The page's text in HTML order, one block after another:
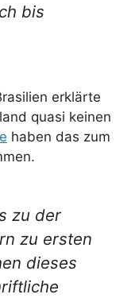
bis
erklärte
quasi keinen
haben das zum
zu der
zu ersten
dieses